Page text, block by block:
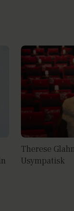
Therese
Usympatisk